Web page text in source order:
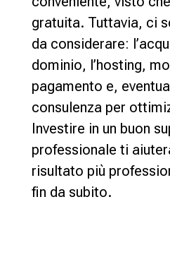
gratuita. Tuttavia, ci
da considerare:
dominio, l’hosting,
pagamento e,
consulenza per
Investire in un buon
professionale ti
risultato più
fin da subito.